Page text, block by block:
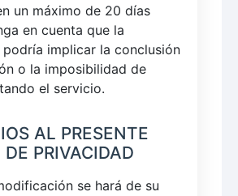
un máximo de 20 días
en cuenta que la
implicar la conclusión
o la imposibilidad de
el servicio.
AL PRESENTE
DE PRIVACIDAD
se hará de su